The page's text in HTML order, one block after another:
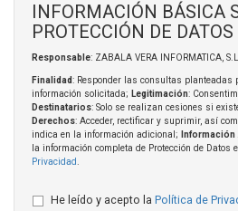
INFORMACIÓN BÁSICA
PROTECCIÓN DE DATOS
Responsable: ZABALA VERA INFORMATICA, S.L.
Finalidad: Responder las consultas planteadas
información solicitada; Legitimación:
Destinatarios: Solo se realizan cesiones si
Derechos: Acceder, rectificar y suprimir, así
indica en la información adicional;
Información
la información completa de Protección de Datos
Privacidad
He leído y acepto la Política de